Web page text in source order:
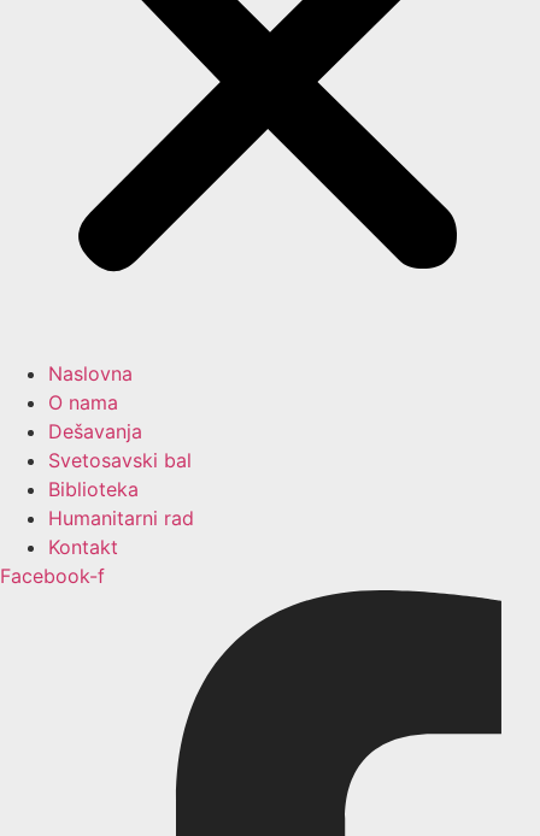
Naslovna
O nama
Dešavanja
Svetosavski bal
Biblioteka
Humanitarni rad
Kontakt
Facebook-f